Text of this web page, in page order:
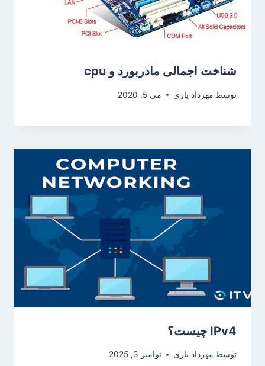
شناخت اجمالی مادر‌بورد و cpu
توسط مهرداد یاری می 5, 2020
IPv4 چیست؟
توسط مهرداد یاری نوامبر 3, 2025